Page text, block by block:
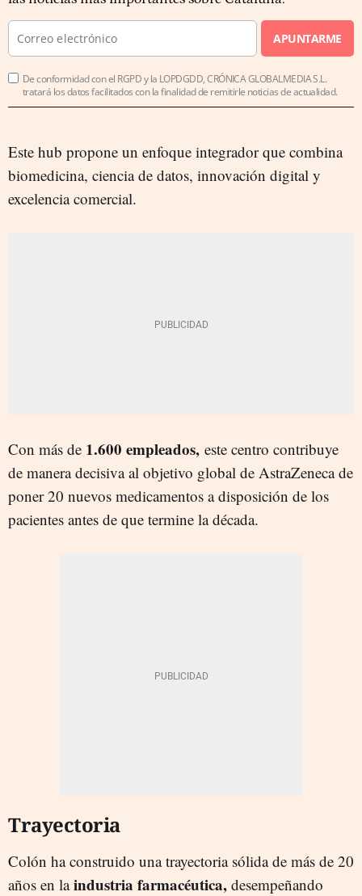
APUNTARME
De conformidad con el RGPD y la LOPDGDD, CRÓNICA GLOBALMEDIA S.L.
tratará los datos facilitados con la finalidad de remitirle noticias de actualidad.
Este hub propone un enfoque integrador que combina
biomedicina, ciencia de datos, innovación digital y
excelencia comercial.
Con más de 1.600 empleados, este centro contribuye
de manera decisiva al objetivo global de AstraZeneca de
poner 20 nuevos medicamentos a disposición de los
pacientes antes de que termine la década.
Trayectoria
Colón ha construido una trayectoria sólida de más de 20
años en laindustria farmacéutica, desempeñando